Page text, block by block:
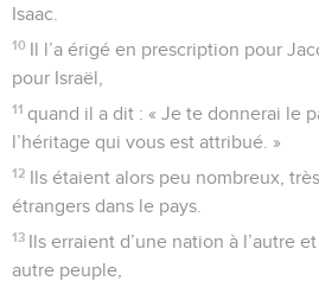
Isaac.
10 Il l’a érigé en prescription pour
pour Israël,
11 quand il a dit : « Je te donnerai le
l’héritage qui vous est attribué. »
12 Ils étaient alors peu nombreux,
étrangers dans le pays.
13 Ils erraient d’une nation à l’autre
autre peuple,